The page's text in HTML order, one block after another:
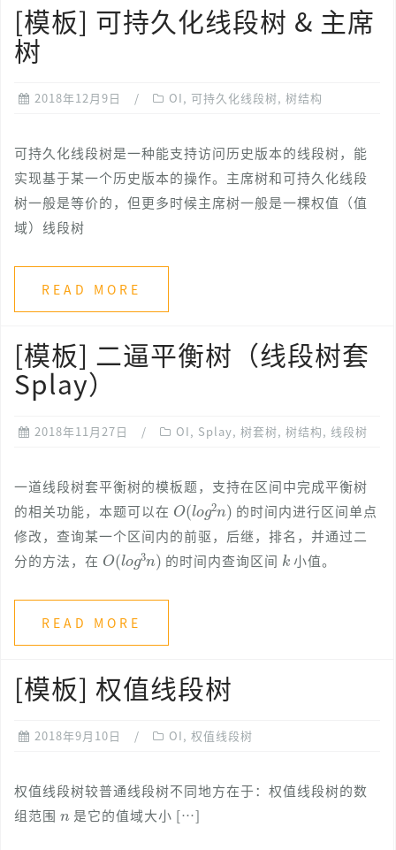
[模板] 可持久化线段树 & 主席
树
2018年12月9日 OI, 可持久化线段树, 树结构
可持久化线段树是一种能支持访问历史版本的线段树，能
实现基于某一个历史版本的操作。主席树和可持久化线段
树一般是等价的，但更多时候主席树一般是一棵权值（值
域）线段树
READ MORE
[模板] 二逼平衡树（线段树套
Splay）
2018年11月27日 OI, Splay, 树套树, 树结构, 线段树
一道线段树套平衡树的模板题，支持在区间中完成平衡树
的相关功能，本题可以在
O(lo g2n )
的时间内进行区间单点
修改，查询某一个区间内的前驱，后继，排名，并通过二
分的方法，在
( og3n)
的时间内查询区间
k
小值。
READ MORE
[模板] 权值线段树
2018年9月10日 OI, 权值线段树
权值线段树较普通线段树不同地方在于：权值线段树的数
组范围
n
是它的值域大小 […]